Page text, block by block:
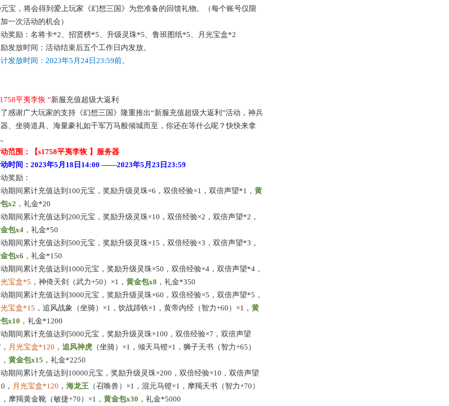
宝，将会得到爱上玩家《幻想三国》为您准备的回馈礼物。（每个账号仅限
一次活动的机会）
奖励： 名将卡*2、招贤榜*5、升级灵珠*5、鲁班图纸*5、月光宝盒*2
发放时间：活动结束后五个工作日内发放。
发放时间： 2023年5月24日 23:59前。
平夷李恢 ”新服充值超级大返利
感谢广大玩家的支持《幻想三国》隆重推出“新服充值超级大返利 ”活动，神兵
、坐骑道具、海量豪礼如千军万马般倾城而至，你还在等什么呢？快快来拿
范围：【s1758平夷李恢 】服务器
时间： 2023年5月18日 14:00 ——2023年5月23日23:59
奖励：
期间累计充值达到 100元宝，奖励升级灵珠×6，双倍经验×1，双倍声望*1， 黄
x2 ， 礼金*20
期间累计充值达到 200元宝，奖励升级灵珠×10，双倍经验×2，双倍声望*2，
包x4， 礼金*50
期间累计充值达到 500元宝，奖励升级灵珠×15，双倍经验×3，双倍声望*3，
包x6 ， 礼金*150
期间累计充值达到 1000元宝，奖励升级灵珠×50，双倍经验×4，双倍声望*4，
宝盒*5 ，神倚天剑（武力+50）×1， 黄金包x8 ， 礼金*350
期间累计充值达到 3000元宝，奖励升级灵珠×60，双倍经验×5，双倍声望*5，
宝盒*15 ， 追风战象 （坐骑） ×1 ，饮战蹄铁×1，黄帝内经（智力+60）×1， 黄
x10 ， 礼金*1200
期间累计充值达到 5000元宝，奖励升级灵珠×100，双倍经验×7，双倍声望
月光宝盒*1 20 ， 追风神虎（坐骑） ×1，倾天马镫×1，狮子天书（智力+65）
黄金包x15 ， 礼金*2250
期间累计充值达到 10000元宝，奖励升级灵珠×200，双倍经验×10，双倍声望
， 月光宝盒*1 20 ， 海龙王（召唤兽） ×1，混元马镫×1，摩羯天书（智力+70）
摩羯黄金靴（敏捷+70）×1， 黄金包x30 ， 礼金*5000